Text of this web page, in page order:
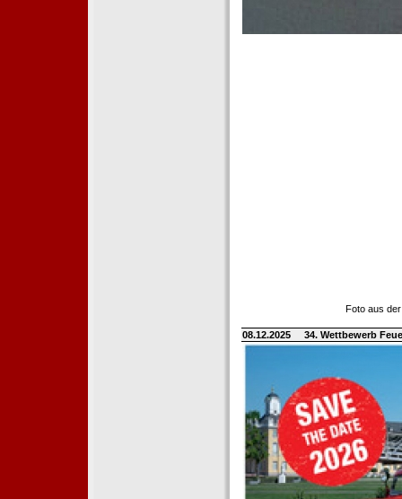
Foto aus
08.12.2025 34. Wettbewerb